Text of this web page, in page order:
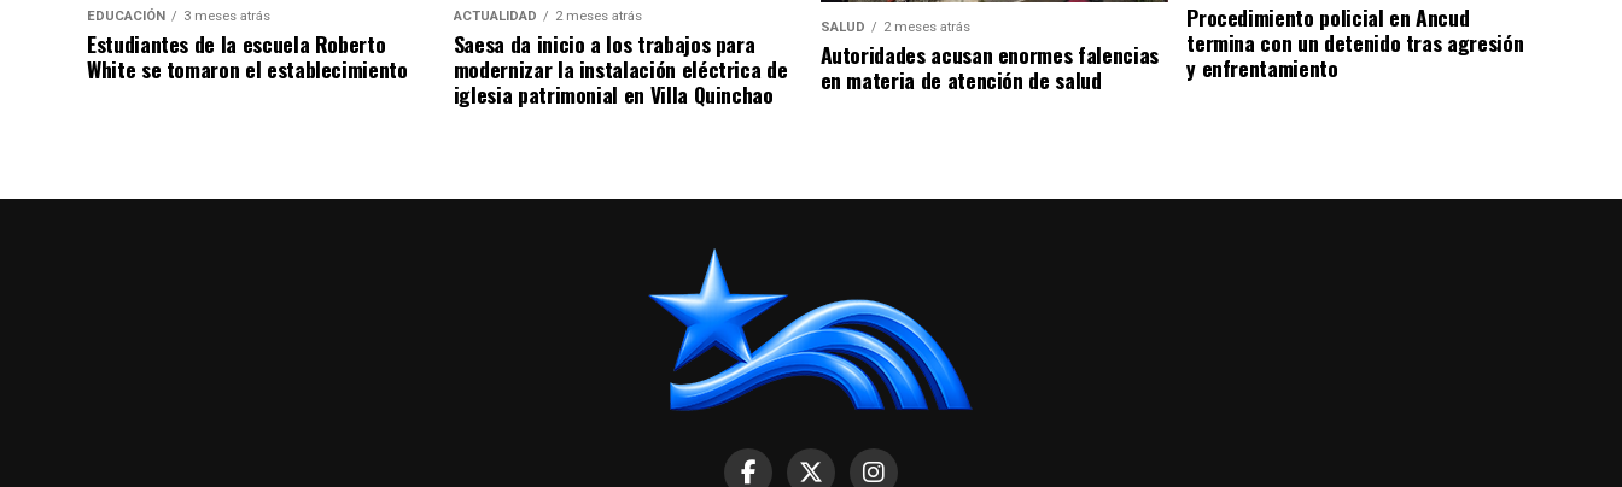
EDUCACIÓN 3 meses atrás
Estudiantes de la escuela Roberto
White se tomaron el establecimiento
ACTUALIDAD 2 meses atrás
Saesa da inicio a los trabajos para
modernizar la instalación eléctrica de
iglesia patrimonial en Villa Quinchao
SALUD 2 meses atrás
Autoridades acusan enormes falencias
en materia de atención de salud
Procedimiento policial en Ancud
termina con un detenido tras agresión
y enfrentamiento